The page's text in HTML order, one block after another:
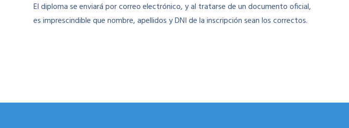
El diploma se enviará por correo electrónico, y al tratarse de un documento oficial,
es imprescindible que nombre, apellidos y DNI de la inscripción sean los correctos.